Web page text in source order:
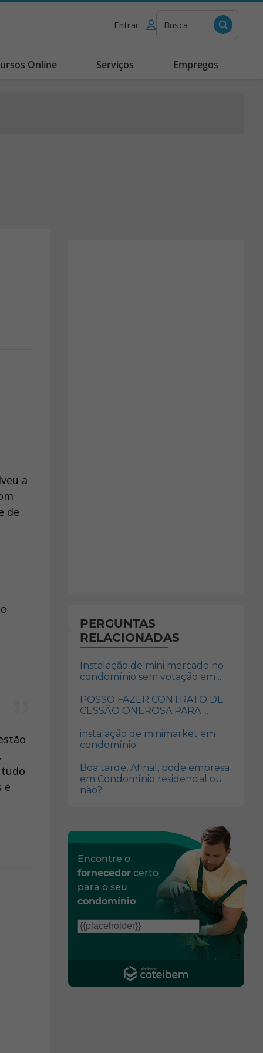
Entrar Busca
Online Serviços Empregos
a
de
e
PERGUNTAS
RELACIONADAS
Instalação de mini mercado no
condomínio sem votação em ...
POSSO FAZER CONTRATO DE
CESSÃO ONEROSA PARA ...
instalação de minimarket em
condomínio
Boa tarde, Afinal, pode empresa
em Condomínio residencial ou
não?
Encontre o
fornecedor certo
para o seu
condomínio